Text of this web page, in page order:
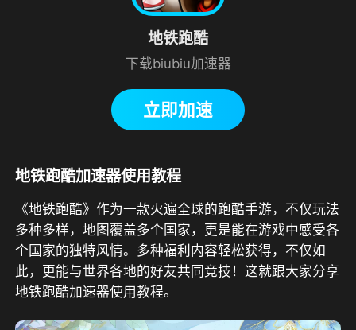
地铁跑酷
下载biubiu加速器
立即加速
地铁跑酷加速器使用教程
《地铁跑酷》作为一款火遍全球的跑酷手游，不仅玩法
多种多样，地图覆盖多个国家，更是能在游戏中感受各
个国家的独特风情。多种福利内容轻松获得，不仅如
此，更能与世界各地的好友共同竞技！这就跟大家分享
地铁跑酷加速器使用教程。